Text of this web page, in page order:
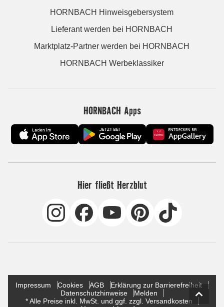
HORNBACH Hinweisgebersystem
Lieferant werden bei HORNBACH
Marktplatz-Partner werden bei HORNBACH
HORNBACH Werbeklassiker
HORNBACH Apps
Hier fließt Herzblut
Impressum Cookies AGB
Erklärung zur Barrierefreiheit
Datenschutzhinweise
Melden
* Alle Preise inkl. MwSt. und ggf. zzgl. Versandkosten